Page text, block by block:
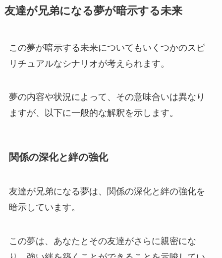
友達が兄弟になる夢が暗示する未来
この夢が暗示する未来についてもいくつかのスピ
リチュアルなシナリオが考えられます。
夢の内容や状況によって、その意味合いは異なり
ますが、以下に一般的な解釈を示します。
関係の深化と絆の強化
友達が兄弟になる夢は、関係の深化と絆の強化を
暗示しています。
この夢は、あなたとその友達がさらに親密にな